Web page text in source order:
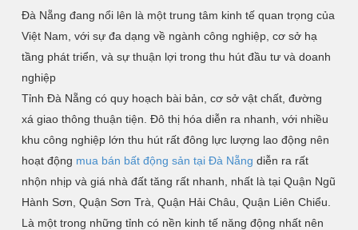
Đà Nẵng đang nổi lên là một trung tâm kinh tế quan trọng của
Việt Nam, với sự đa dạng về ngành công nghiệp, cơ sở hạ
tầng phát triển, và sự thuận lợi trong thu hút đầu tư và doanh
nghiệp
Tỉnh Đà Nẵng có quy hoạch bài bản, cơ sở vật chất, đường
xá giao thông thuận tiện. Đô thị hóa diễn ra nhanh, với nhiều
khu công nghiệp lớn thu hút rất đông lực lượng lao động nên
hoạt động mua bán bất động sản tại Đà Nẵng diễn ra rất
nhộn nhịp và giá nhà đất tăng rất nhanh, nhất là tại Quận Ngũ
Hành Sơn, Quận Sơn Trà, Quận Hải Châu, Quận Liên Chiểu.
Là một trong những tỉnh có nền kinh tế năng động nhất nên